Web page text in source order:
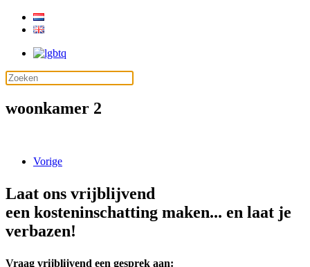
woonkamer 2
Vorige
Laat ons vrijblijvend
een kosteninschatting maken... en laat je
verbazen!
Vraag vrijblijvend een gesprek aan: